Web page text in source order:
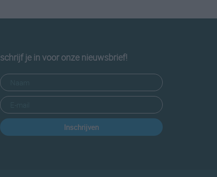
schrijf je in voor onze nieuwsbrief!
Inschrijven